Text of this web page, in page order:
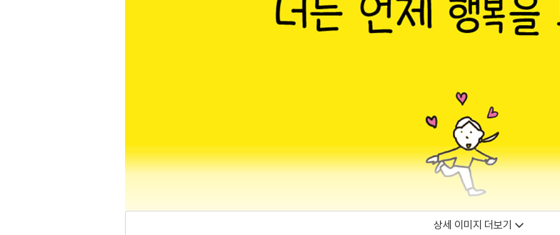
상세 이미지 더보기